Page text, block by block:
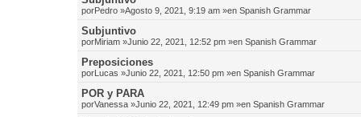
porPedro »Agosto 9, 2021, 9:19 am »en Spanish Grammar
Subjuntivo
porMiriam »Junio 22, 2021, 12:52 pm »en Spanish Grammar
Preposiciones
porLucas »Junio 22, 2021, 12:50 pm »en Spanish Grammar
POR y PARA
porVanessa »Junio 22, 2021, 12:49 pm »en Spanish Grammar